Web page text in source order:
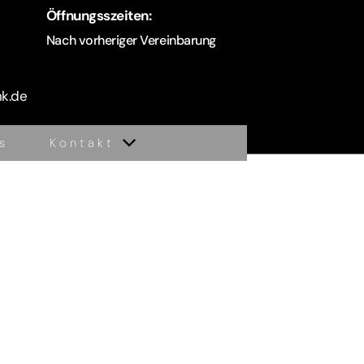
Öffnungsszeiten:
Nach vorheriger Vereinbarung
Kontakt